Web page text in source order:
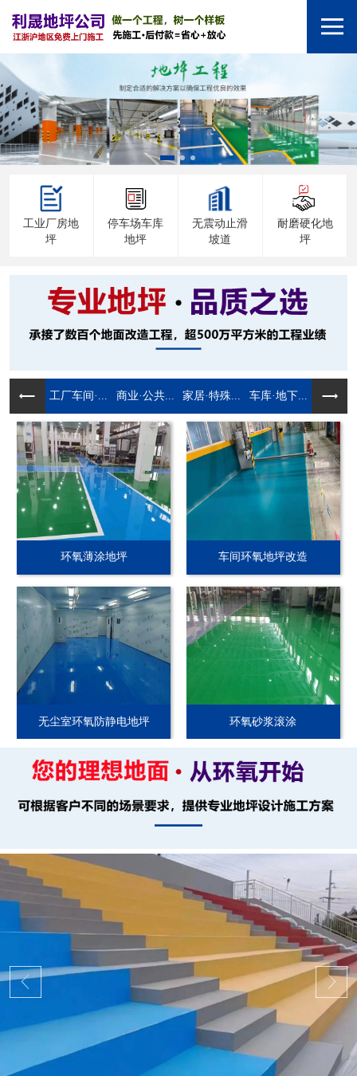
工业厂房地
坪
停车场车库
地坪
无震动止滑
坡道
耐磨硬化地
坪
工厂车间·... 商业·公共... 家居·特殊... 车库·地下...
环氧薄涂地坪 车间环氧地坪改造
无尘室环氧防静电地坪 环氧砂浆滚涂